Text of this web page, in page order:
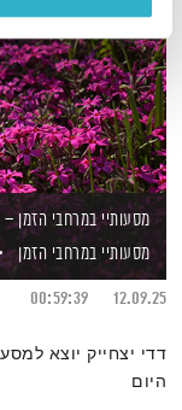
מסעותיי במרחבי הזמן – 12.9.25
מסעותיי במרחבי הזמן
12.09.25
00:59:39
דדי יצחייק יוצא
היום